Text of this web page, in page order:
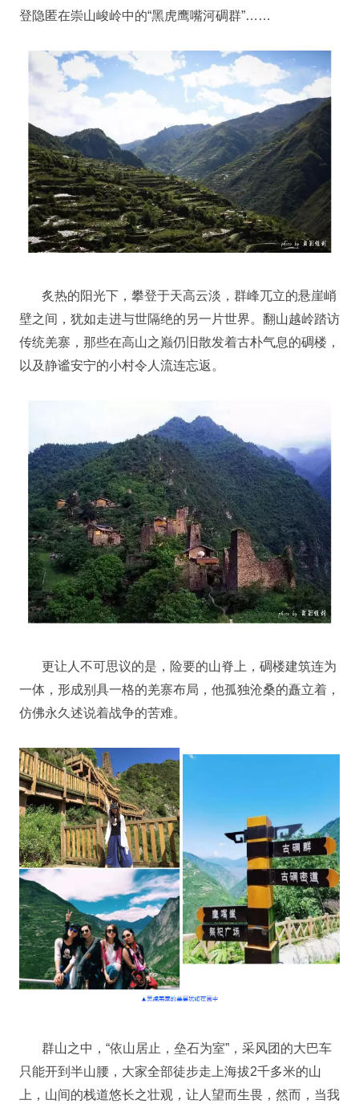
登隐匿在崇山峻岭中的“黑虎鹰嘴河碉群”……
炙热的阳光下，攀登于天高云淡，群峰兀立的悬崖峭
壁之间，犹如走进与世隔绝的另一片世界。翻山越岭踏访
传统羌寨，那些在高山之巅仍旧散发着古朴气息的碉楼，
以及静谧安宁的小村令人流连忘返。
更让人不可思议的是，险要的山脊上，碉楼建筑连为
一体，形成别具一格的羌寨布局，他孤独沧桑的矗立着，
仿佛永久述说着战争的苦难。
群山之中，“依山居止，垒石为室”，采风团的大巴车
只能开到半山腰，大家全部徒步走上海拔2千多米的山
上，山间的栈道悠长之壮观，让人望而生畏，然而，当我